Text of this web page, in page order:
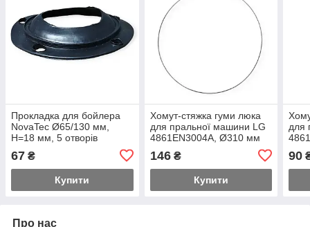
Прокладка для бойлера
NovaTec Ø65/130 мм,
H=18 мм, 5 отворів
67 ₴
Купити
Хомут-стяжка гуми люка
для пральної машини LG
4861EN3004A, Ø310 мм
146₴
Купити
для
90
Про нас